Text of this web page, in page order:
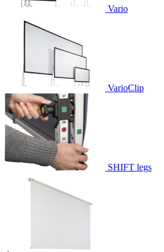
Vario
VarioClip
SHIFT legs